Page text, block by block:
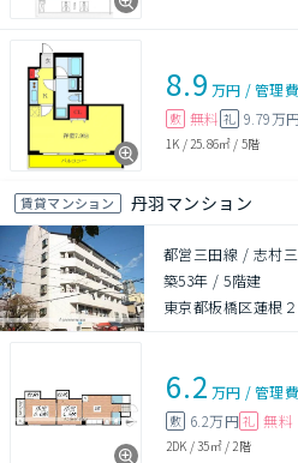
8.9 万円 /管理費
敷 無料 礼 9.79万
1K / 25.86㎡ / 5階
賃貸マンション 丹羽マンション
都営三田線 / 志村
築53年 /5階建
東京都板橋区蓮根
6.2 万円 /管理費
敷 6.2万円 礼 無料
2DK /35㎡/ 2階